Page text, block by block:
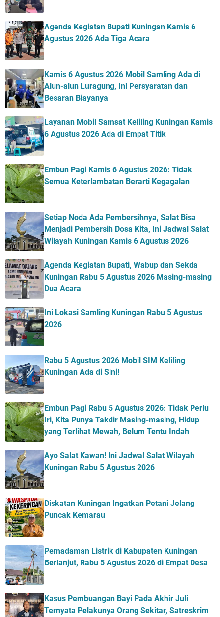
Agenda Kegiatan Bupati Kuningan Kamis 6
Agustus 2026 Ada Tiga Acara
Kamis 6 Agustus 2026 Mobil Samling Ada di
Alun-alun Luragung, Ini Persyaratan dan
Besaran Biayanya
Layanan Mobil Samsat Keliling Kuningan Kamis
6 Agustus 2026 Ada di Empat Titik
Embun Pagi Kamis 6 Agustus 2026: Tidak
Semua Keterlambatan Berarti Kegagalan
Setiap Noda Ada Pembersihnya, Salat Bisa
Menjadi Pembersih Dosa Kita, Ini Jadwal Salat
Wilayah Kuningan Kamis 6 Agustus 2026
Agenda Kegiatan Bupati, Wabup dan Sekda
Kuningan Rabu 5 Agustus 2026 Masing-masing
Dua Acara
Ini Lokasi Samling Kuningan Rabu 5 Agustus
2026
Rabu 5 Agustus 2026 Mobil SIM Keliling
Kuningan Ada di Sini!
Embun Pagi Rabu 5 Agustus 2026: Tidak Perlu
Iri, Kita Punya Takdir Masing-masing, Hidup
yang Terlihat Mewah, Belum Tentu Indah
Ayo Salat Kawan! Ini Jadwal Salat Wilayah
Kuningan Rabu 5 Agustus 2026
Diskatan Kuningan Ingatkan Petani Jelang
Puncak Kemarau
Pemadaman Listrik di Kabupaten Kuningan
Berlanjut, Rabu 5 Agustus 2026 di Empat Desa
Kasus Pembuangan Bayi Pada Akhir Juli
Ternyata Pelakunya Orang Sekitar, Satreskrim